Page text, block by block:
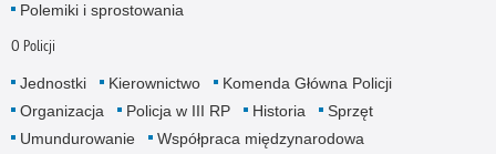
Polemiki i sprostowania
O Policji
Jednostki Kierownictwo
Komenda Główna Policji
Organizacja
Policja w III RP Historia
Sprzęt
Umundurowanie
Współpraca międzynarodowa